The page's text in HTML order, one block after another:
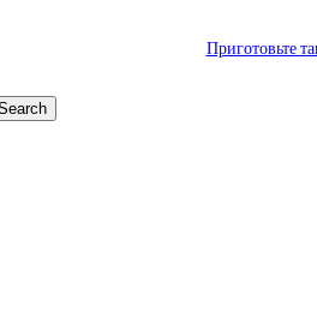
Приготовьте